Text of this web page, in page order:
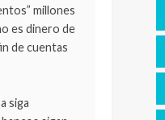
millones
es dinero de
de cuentas
siga